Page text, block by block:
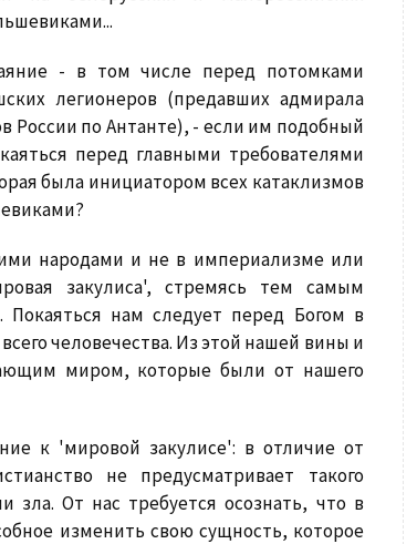
- в том числе перед потомками
легионеров (предавших адмирала
России по Антанте), - если им подобный
перед главными требователями
была инициатором всех катаклизмов
народами и не в империализме или
закулиса', стремясь тем самым
Покаяться нам следует перед Богом в
человечества. Из этой нашей вины и
миром, которые были от нашего
к 'мировой закулисе': в отличие от
не предусматривает такого
зла. От нас требуется осознать, что в
изменить свою сущность, которое